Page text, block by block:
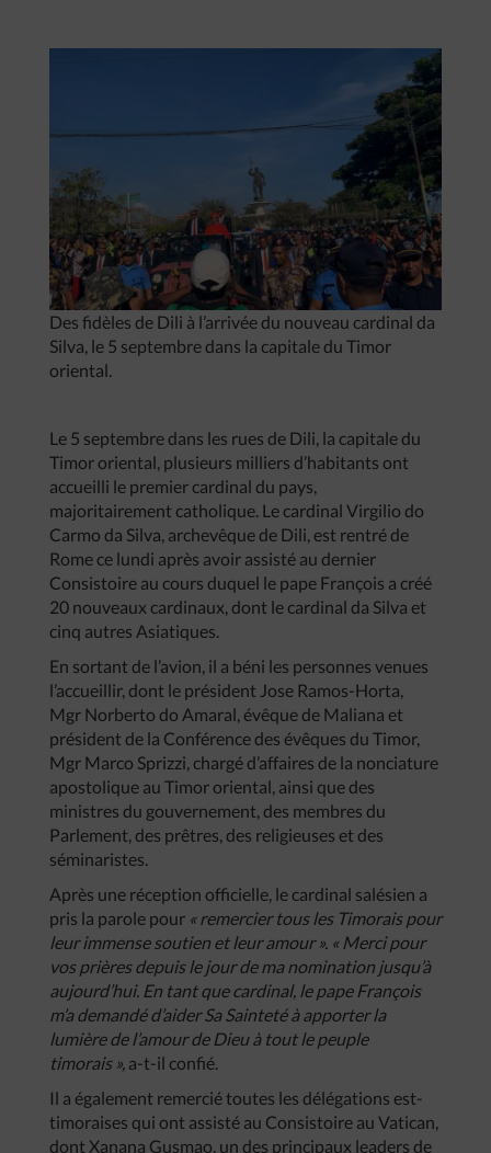
Des fidèles de Dili à l’arrivée du nouveau cardinal da
Silva, le 5 septembre dans la capitale du Timor
oriental.
Le 5 septembre dans les rues de Dili, la capitale du
Timor oriental, plusieurs milliers d’habitants ont
accueilli le premier cardinal du pays,
majoritairement catholique. Le cardinal Virgilio do
Carmo da Silva, archevêque de Dili, est rentré de
Rome ce lundi après avoir assisté au dernier
Consistoire au cours duquel le pape François a créé
20 nouveaux cardinaux, dont le cardinal da Silva et
cinq autres Asiatiques.
En sortant de l’avion, il a béni les personnes venues
l’accueillir, dont le président Jose Ramos-Horta,
Mgr Norberto do Amaral, évêque de Maliana et
président de la Conférence des évêques du Timor,
Mgr Marco Sprizzi, chargé d’affaires de la nonciature
apostolique au Timor oriental, ainsi que des
ministres du gouvernement, des membres du
Parlement, des prêtres, des religieuses et des
séminaristes.
Après une réception officielle, le cardinal salésien a
pris la parole pour « remercier tous les Timorais pour
leur immense soutien et leur amour ». « Merci pour
vos prières depuis le jour de ma nomination jusqu’à
aujourd’hui. En tant que cardinal, le pape François
m’a demandé d’aider Sa Sainteté à apporter la
lumière de l’amour de Dieu à tout le peuple
timorais », a-t-il confié.
Il a également remercié toutes les délégations est-
timoraises qui ont assisté au Consistoire au Vatican,
dont Xanana Gusmao, un des principaux leaders de